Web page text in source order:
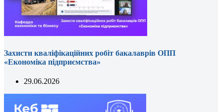
Захисти кваліфікаційних робіт бакалаврів ОПП
«Економіка підприємства»
29.06.2026